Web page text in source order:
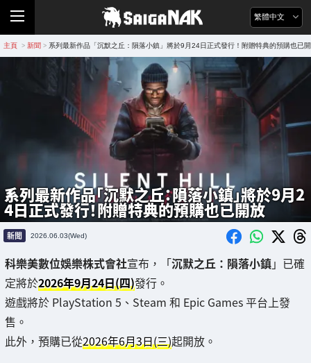
繁體中文
主頁 > 新聞 > 系列最新作品「沉默之丘：隕落小鎮」將於9月24日正式發行！附贈特典的預購也已
系列最新作品「沉默之丘：隕落小鎮」將於9月2
4日正式發行！附贈特典的預購也已開放
新聞 2026.06.03(Wed)
科樂美數位娛樂株式會社宣布，「沉默之丘：隕落小鎮」已確
定將於2026年9月24日(四)發行。
遊戲將於 PlayStation 5、Steam 和 Epic Games 平台上發
售。
此外，預購已從2026年6月3日(三)起開放。